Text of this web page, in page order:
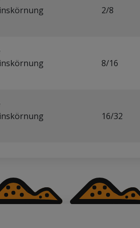
erfolgt ein feineres Sieben. Bei
man von Sand verschiedener Feinheit,
Schicht) unterhalb von
ein Aufsteigen von Bodenfeuchtigkeit zu
einen Überblick über die von uns
2/8
8/16
16/32